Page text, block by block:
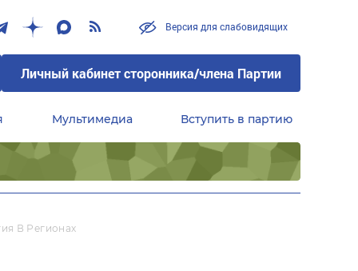
Версия для слабовидящих
Личный кабинет сторонника/члена Партии
Мультимедиа Вступить в партию
В Регионах